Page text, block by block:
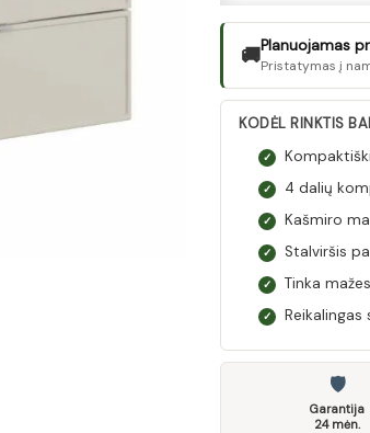
🚚Planuojamas
Pristatymas į
KODĖL RINKTIS
✓
✓ 4 dalių
✓ Kašmiro
✓ Stalviršis
✓ Tinka
✓
🛡
Garantija
24 mėn.